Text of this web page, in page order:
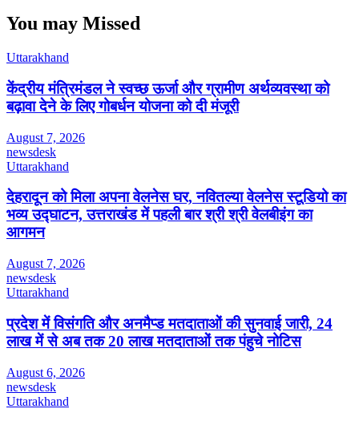
You may Missed
Uttarakhand
केंद्रीय मंत्रिमंडल ने स्वच्छ ऊर्जा और ग्रामीण अर्थव्यवस्था को
बढ़ावा देने के लिए गोबर्धन योजना को दी मंजूरी
August 7, 2026
newsdesk
Uttarakhand
देहरादून को मिला अपना वेलनेस घर, नवितल्या वेलनेस स्टूडियो का
भव्य उद्घाटन, उत्तराखंड में पहली बार श्री श्री वेलबीइंग का
आगमन
August 7, 2026
newsdesk
Uttarakhand
प्रदेश में विसंगति और अनमैप्ड मतदाताओं की सुनवाई जारी, 24
लाख में से अब तक 20 लाख मतदाताओं तक पंहुचे नोटिस
August 6, 2026
newsdesk
Uttarakhand